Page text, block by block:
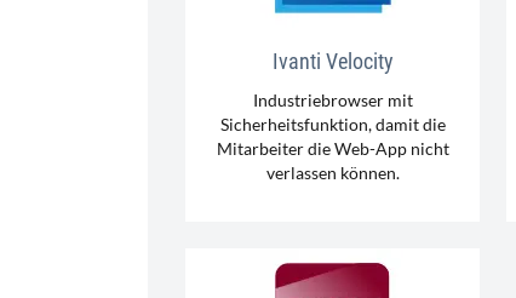
Ivanti Velocity
Industriebrowser mit
Sicherheitsfunktion, damit die
Mitarbeiter die Web-App nicht
verlassen können.